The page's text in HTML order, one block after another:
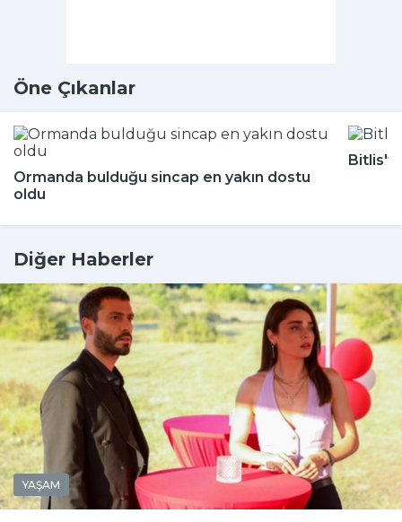
Öne Çıkanlar
Ormanda bulduğu sincap en yakın dostu
oldu
Diğer Haberler
YAŞAM